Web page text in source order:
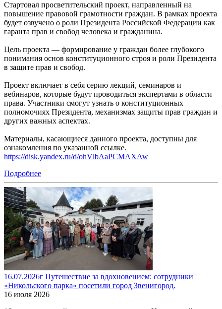
Стартовал просветительский проект, направленный на
повышение правовой грамотности граждан. В рамках проекта
будет озвучено о роли Президента Российской Федерации как
гаранта прав и свобод человека и гражданина.
Цель проекта — формирование у граждан более глубокого
понимания основ конституционного строя и роли Президента
в защите прав и свобод.
Проект включает в себя серию лекций, семинаров и
вебинаров, которые будут проводиться экспертами в области
права. Участники смогут узнать о конституционных
полномочиях Президента, механизмах защиты прав граждан и
других важных аспектах.
Материалы, касающиеся данного проекта, доступны для
ознакомления по указанной ссылке.
https://disk.yandex.ru/d/ohVlbAaPCMAXAw
Подробнее
16.07.2026г Путешествие за вдохновением: сотрудники
«Никольского парка» посетили город Звенигород.
16 июля 2026